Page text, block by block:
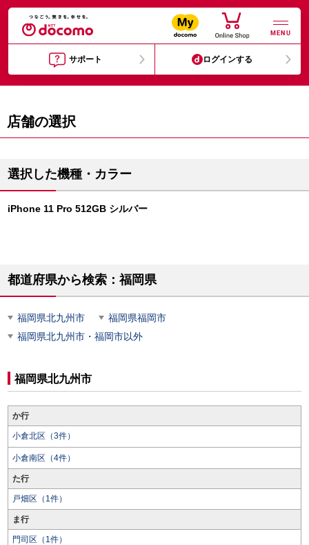
MENU
サポート ログインする
店舗の選択
選択した機種・カラー
iPhone 11 Pro 512GB シルバー
都道府県から検索：福岡県
福岡県北九州市
福岡県福岡市
福岡県北九州市・福岡市以外
福岡県北九州市
か行
小倉北区（3件）
小倉南区（4件）
た行
戸畑区（1件）
ま行
門司区（1件）